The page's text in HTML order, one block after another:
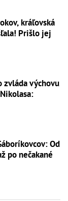
kráľovská
Prišlo jej
zvláda výchovu
Od
po nečakané